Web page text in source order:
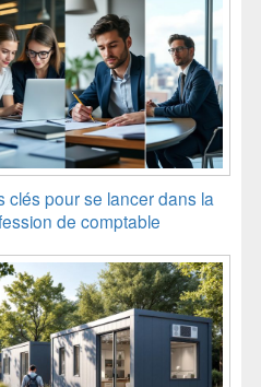
clés pour se lancer dans la
de comptable